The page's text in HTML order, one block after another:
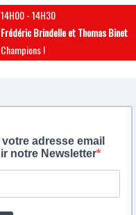
14H00-14H30
Frédéric Brindelle et Thomas Binet
Champions !